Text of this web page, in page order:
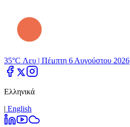
35°C Λευ | Πέμπτη 6 Αυγούστου 2026
Ελληνικά
| Εnglish